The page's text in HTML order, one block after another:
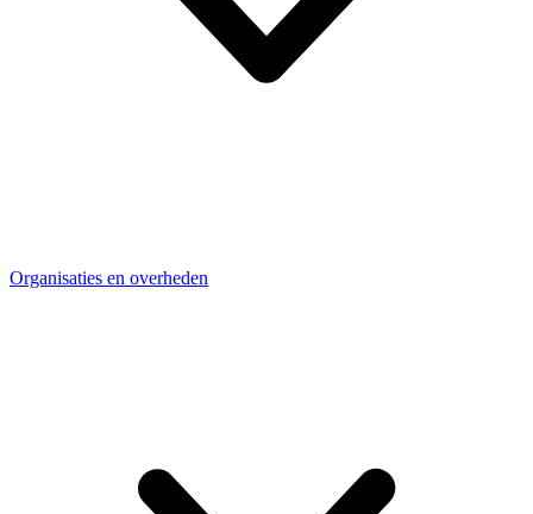
Organisaties en overheden